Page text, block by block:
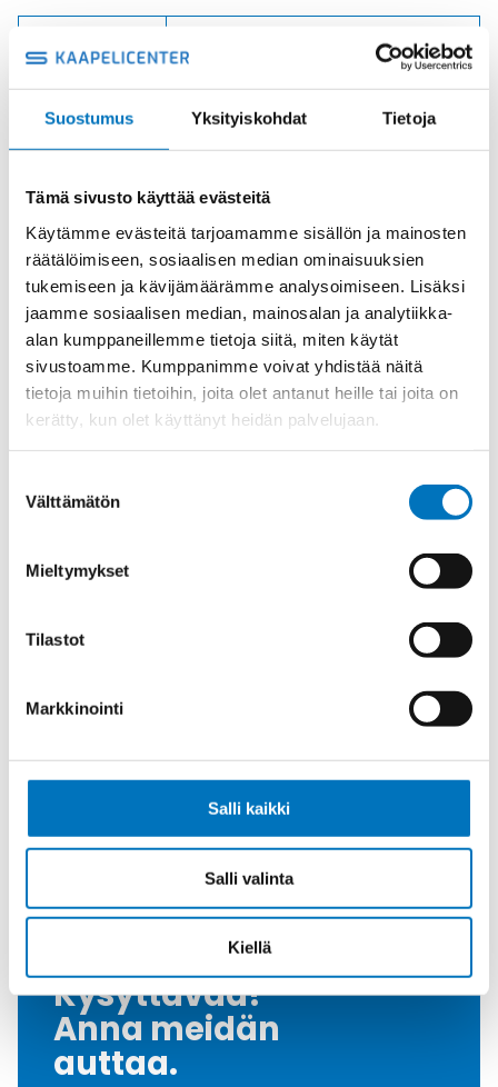
Suostumus Yksityiskohdat Tietoja
Tämä sivusto käyttää evästeitä
Käytämme evästeitä tarjoamamme sisällön ja mainosten
räätälöimiseen, sosiaalisen median ominaisuuksien
tukemiseen ja kävijämäärämme analysoimiseen. Lisäksi
jaamme sosiaalisen median, mainosalan ja analytiikka-
alan kumppaneillemme tietoja siitä, miten käytät
sivustoamme. Kumppanimme voivat yhdistää näitä
tietoja muihin tietoihin, joita olet antanut heille tai joita on
kerätty, kun olet käyttänyt heidän palvelujaan.
valinta
Välttämätön
Mieltymykset
Tilastot
Markkinointi
Salli kaikki
Salli valinta
Kiellä
Korkeus H
33
Kierteen Pituus
Etim 7
Materiaali
Niklattu messinki
Kierre
PG
Ulkokierre Ag
PG 21
Normen
Min [C]
-20
Max [C]
Kotelointiluokka
IP 54;IP 65 in case of additional flat
seal at connection thread
[Mm]
[Mm]
33
[Mm]
13
13 - 20 mm
20
Kysyttävää?
Anna meidän
auttaa.